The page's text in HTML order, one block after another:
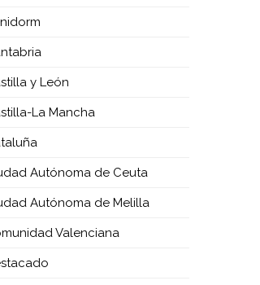
y León
La Mancha
Autónoma de Ceuta
Autónoma de Melilla
Valenciana